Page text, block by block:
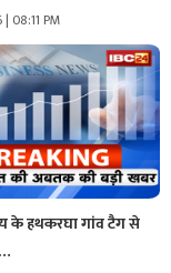
08:11 PM
के हथकरघा गांव टैग से